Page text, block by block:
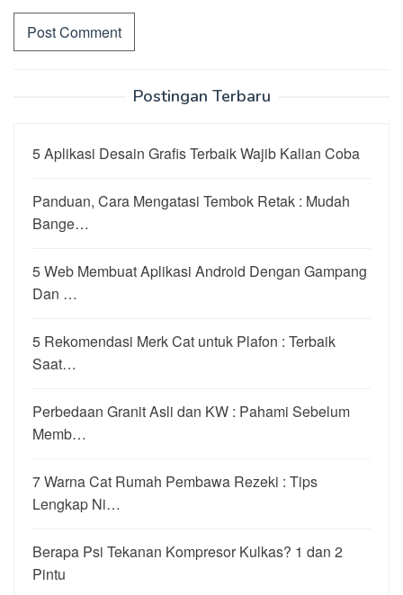
Postingan Terbaru
5 Aplikasi Desain Grafis Terbaik Wajib Kalian Coba
Panduan, Cara Mengatasi Tembok Retak : Mudah
Bange…
5 Web Membuat Aplikasi Android Dengan Gampang
Dan …
5 Rekomendasi Merk Cat untuk Plafon : Terbaik
Saat…
Perbedaan Granit Asli dan KW : Pahami Sebelum
Memb…
7 Warna Cat Rumah Pembawa Rezeki : Tips
Lengkap Ni…
Berapa Psi Tekanan Kompresor Kulkas? 1 dan 2
Pintu